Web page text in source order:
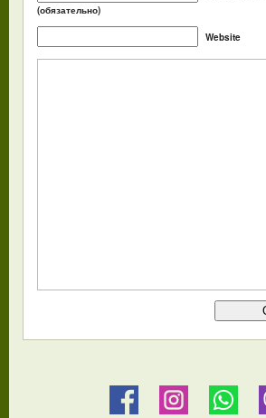
(обязательно)
Website